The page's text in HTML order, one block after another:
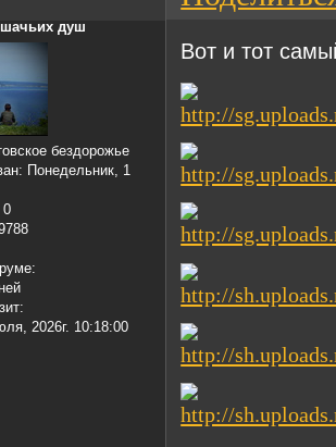
душ
бездорожье
: Понедельник, 1
0
2026г. 10:18:00
Вот и тот